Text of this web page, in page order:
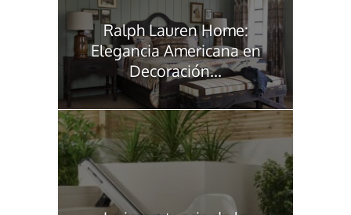
Ralph Lauren Home:
Elegancia Americana en
Decoración...